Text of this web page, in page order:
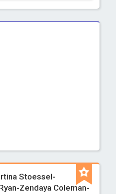
Stoessel-
Zendaya Coleman-